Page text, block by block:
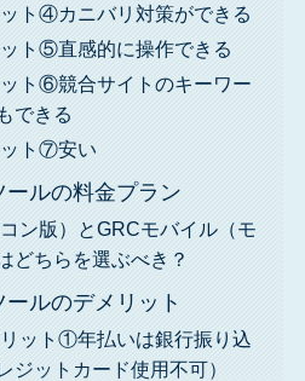
ト④カニバリ対策ができる
ト⑤直感的に操作できる
ト⑥競合サイトのキーワー
できる
ト⑦安い
ルの料金プラン
ン版）とGRCモバイル（モ
どちらを選ぶべき？
ルのデメリット
ット①年払いは銀行振り込
ジットカード使用不可）